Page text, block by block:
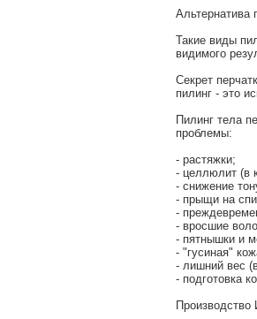
Альтернатива
Такие виды
видимого
Секрет
пилинг - это
Пилинг тела
проблемы:
- растяжки;
- целлюлит (в
- снижение
- прыщи на
-
- вросшие
- пятнышки и
- "гусиная"
- лишний вес
- подготовка
Производство